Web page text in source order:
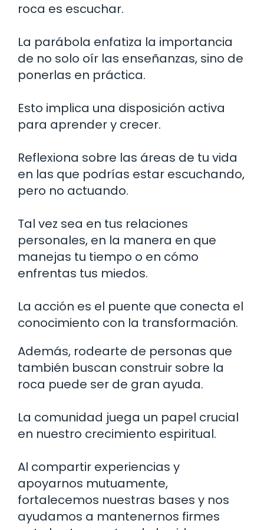
roca es escuchar.
La parábola enfatiza la importancia
de no solo oír las enseñanzas, sino de
ponerlas en práctica.
Esto implica una disposición activa
para aprender y crecer.
Reflexiona sobre las áreas de tu vida
en las que podrías estar escuchando,
pero no actuando.
Tal vez sea en tus relaciones
personales, en la manera en que
manejas tu tiempo o en cómo
enfrentas tus miedos.
La acción es el puente que conecta el
conocimiento con la transformación.
Además, rodearte de personas que
también buscan construir sobre la
roca puede ser de gran ayuda.
La comunidad juega un papel crucial
en nuestro crecimiento espiritual.
Al compartir experiencias y
apoyarnos mutuamente,
fortalecemos nuestras bases y nos
ayudamos a mantenernos firmes